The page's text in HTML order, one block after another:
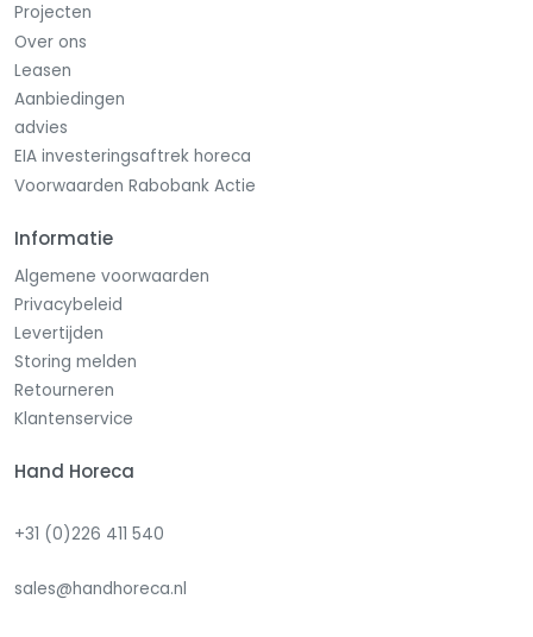
Projecten
Over ons
Leasen
Aanbiedingen
advies
EIA investeringsaftrek horeca
Voorwaarden Rabobank Actie
Informatie
Algemene voorwaarden
Privacybeleid
Levertijden
Storing melden
Retourneren
Klantenservice
Hand Horeca
+31 (0)226 411 540
sales@handhoreca.nl